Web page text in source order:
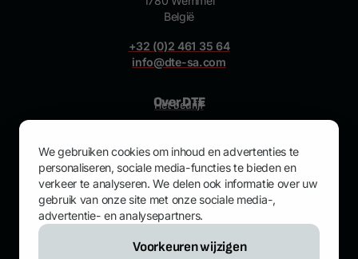
We gebruiken cookies om inhoud en advertenties te
personaliseren, sociale media-functies te bieden en
verkeer te analyseren. We delen ook informatie over uw
gebruik van onze site met onze sociale media-,
advertentie- en analysepartners.
Voorkeuren wijzigen
België
+32 (0)2 461 35 64
info@dte-sa.com
Over DTE
Het bedrijf
Referenties
Privacy & cookies
Onze oplossingen
Toepassingen